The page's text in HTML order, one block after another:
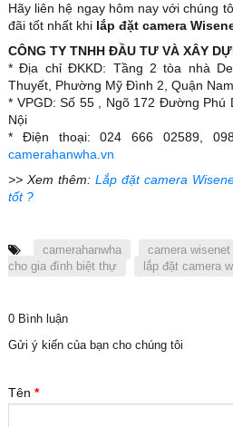
Hãy liên hệ ngay hôm nay với chúng
đãi tốt nhất khi lắp đặt camera
CÔNG TY TNHH ĐẦU TƯ VÀ XÂY
* Địa chỉ ĐKKD: Tầng 2 tòa nhà
Thuyết, Phường Mỹ Đình 2, Quận
* VPGD: Số 55 , Ngõ 172 Đường Phú
Nội
* Điện thoại: 024 666 02589,
camerahanwha.vn
>> Xem thêm: Lắp đặt camera
tốt ?
camerahanwha camera wisenet
cho gia đình biệt thự
lắp đặt camera
0 Bình luận
Gửi ý kiến của bạn cho chúng tôi
Tên *